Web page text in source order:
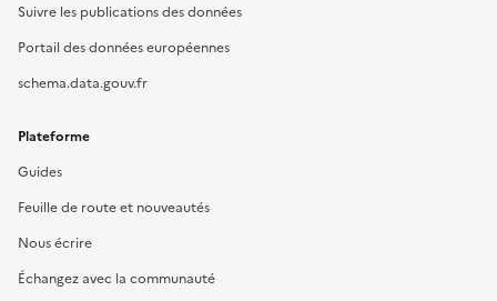
Suivre les publications des données
Portail des données européennes
schema.data.gouv.fr
Plateforme
Guides
Feuille de route et nouveautés
Nous écrire
Échangez avec la communauté